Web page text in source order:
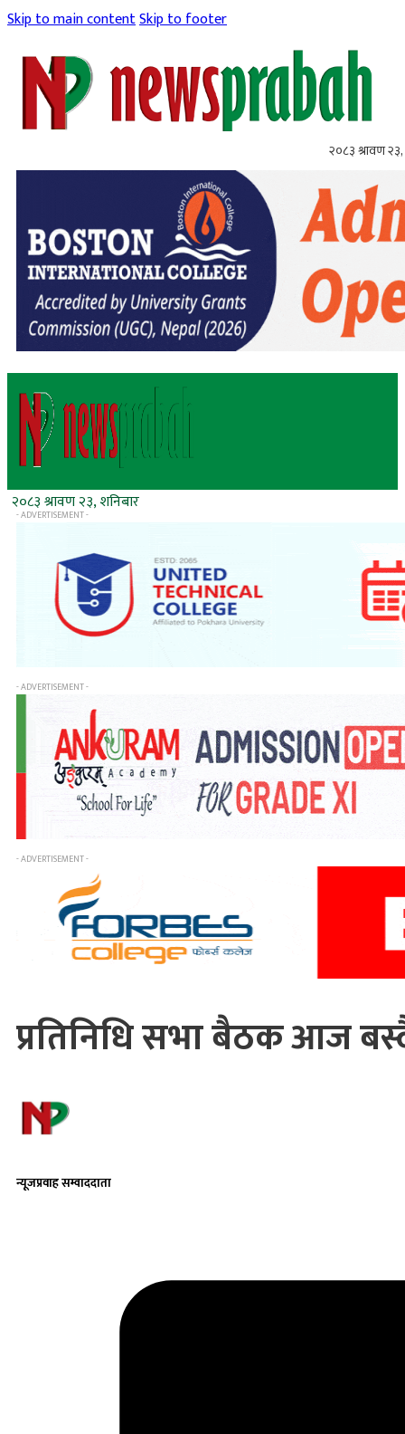
Skip to main contentSkip to footer
२०८३ श्रावण २३,
२०८३ श्रावण २३, शनिबार
- ADVERTISEMENT -
- ADVERTISEMENT -
- ADVERTISEMENT -
प्रतिनिधि सभा बैठक आज
न्यूजप्रवाह सम्वाददाता